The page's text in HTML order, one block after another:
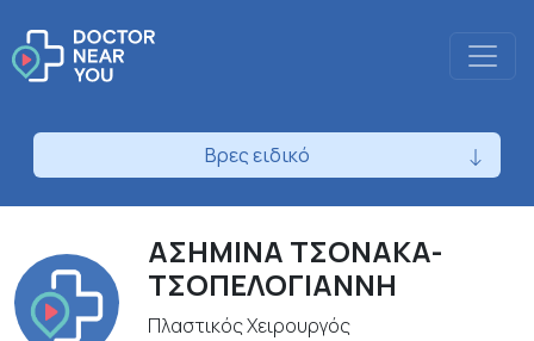
Βρες ειδικό
ΑΣΗΜΙΝΑ ΤΣΟΝΑΚΑ-
ΤΣΟΠΕΛΟΓΙΑΝΝΗ
Πλαστικός Χειρουργός